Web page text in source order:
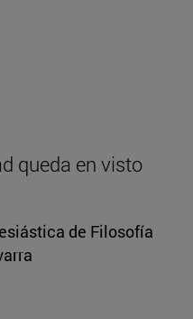
queda en visto
de Filosofía